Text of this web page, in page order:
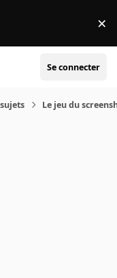
×
Se connecter
Le jeu du